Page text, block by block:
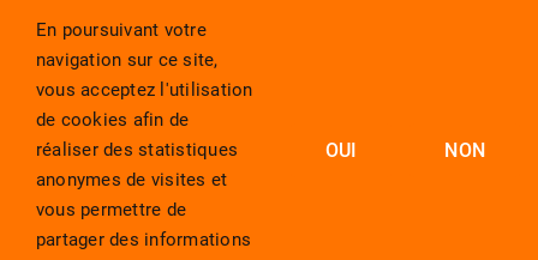
En poursuivant votre
navigation sur ce site,
vous acceptez l'utilisation
de cookies afin de
réaliser des statistiques
anonymes de visites et
vous permettre de
partager des informations
OUI NON